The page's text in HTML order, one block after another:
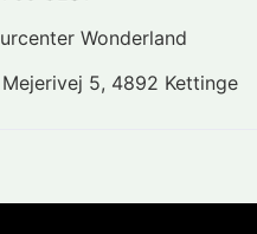
Wonderland
Mejerivej 5, 4892 Kettinge